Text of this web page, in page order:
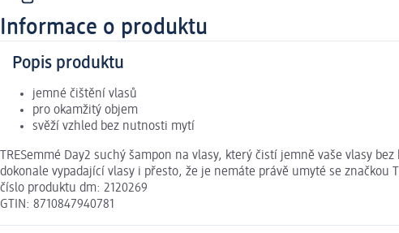
Informace o produktu
Popis produktu
jemné čištění vlasů
pro okamžitý objem
svěží vzhled bez nutnosti mytí
TRESemmé Day2 suchý šampon na vlasy, který čistí jemně vaše vlasy
dokonale vypadající vlasy i přesto, že je nemáte právě umyté se značkou
číslo produktu dm: 2120269
GTIN: 8710847940781